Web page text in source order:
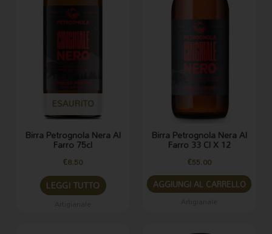
ESAURITO
Birra Petrognola Nera Al
Farro 75cl
€8.50
LEGGI TUTTO
Birra Petrognola Nera Al
Farro 33 Cl X 12
€55.00
AGGIUNGI AL CARRELLO